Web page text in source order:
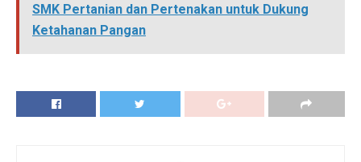
SMK Pertanian dan Pertenakan untuk Dukung
Ketahanan Pangan